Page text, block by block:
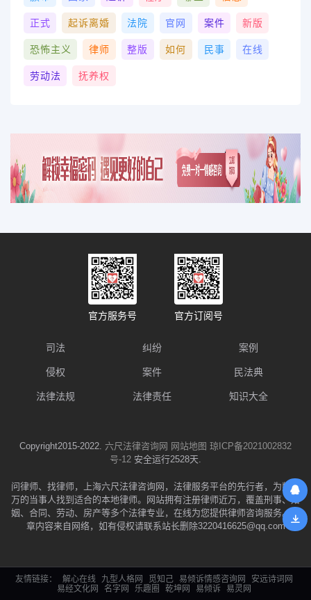
正式 起诉离婚 法院 官网 案件 新版
恐怖主义 律师 整版 如何 民事 在线
劳动法 抚养权
官方服务号 官方订阅号
司法 纠纷 案例
侵权 案件 民法典
法律法规 法律责任 知识大全
Copyright2015-2022. 六尺法律咨询网 网站地图 琼ICP备2021002832
号-12 安全运行2528天.
问律师、找律师，上海六尺法律咨询网，法律服务平台的先行者，为数千
万的当事人找到适合的本地律师。网站拥有注册律师近万，覆盖刑事、婚
姻、合同、劳动、房产等多个法律专业，在线为您提供律师咨询服务。文
章内容来自网络，如有侵权请联系站长删除3220416625@qq.com
友情链接： 解心在线 九型人格网 觅知己 易倾诉情感咨询网
安远诗词网
易经文化网
名字网 乐趣圈 乾坤网 易倾诉 易灵网